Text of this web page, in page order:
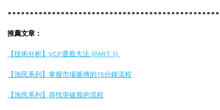
======================
推薦文章：
【技術分析】VCP選股大法 (PART 1)
【漁民系列】掌握市場脈搏的15分鐘流程
【漁民系列】尋找突破股的流程